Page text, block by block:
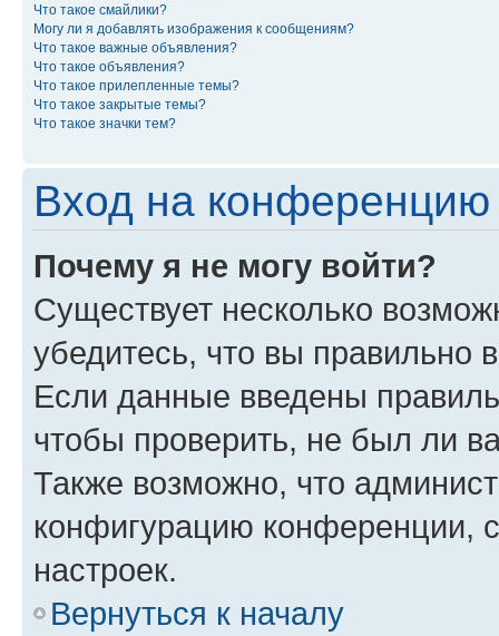
Что такое смайлики?
Могу ли я добавлять изображения к сообщениям?
Что такое важные объявления?
Что такое объявления?
Что такое прилепленные темы?
Что такое закрытые темы?
Что такое значки тем?
Вход на конференцию
Почему я не могу войти?
Существует несколько
убедитесь, что вы правильно
Если данные введены
чтобы проверить, не был ли
Также возможно, что
конфигурацию конференции,
настроек.
Вернуться к началу